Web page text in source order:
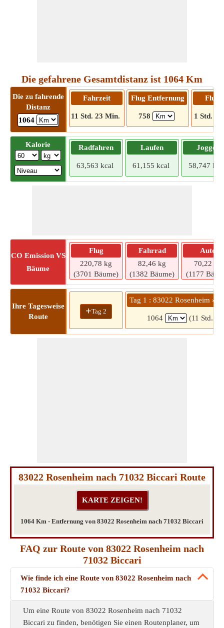
Die gefahrene Gesamtdistanz ist 1064 Km
Die zu fahrende
Distanz
1064
Fahrzeit
11 Std. 23 Min.
Flug Entfernung
758 1 Std.
Kalorie Radfahren
63,563 kcal
Laufen
61,155 kcal
Joggen
58,747
CO Emission VS
Bäume
Flug
220,78 kg
(3701 Bäume)
Fahrrad
82,46 kg
(1382 Bäume)
Auto
70,22 kg
(1177
Ihre Tagesweise
Route
+Tag 2
Tag 1 : 83022 Rosenheim »
1064 (11 Std.
83022 Rosenheim nach 71032 Biccari Route
1064 Km - Entfernung von 83022 Rosenheim nach 71032 Biccari
FAQ zur Route von 83022 Rosenheim nach
71032 Biccari
Wie finde ich eine Route von 83022 Rosenheim nach
71032 Biccari?
Um eine Route von 83022 Rosenheim nach 71032
Biccari zu finden, benötigen Sie einen Routenplaner, um